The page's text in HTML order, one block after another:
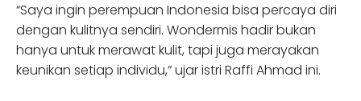
“Saya ingin perempuan Indonesia bisa percaya diri
dengan kulitnya sendiri. Wondermis hadir bukan
hanya untuk merawat kulit, tapi juga merayakan
keunikan setiap individu,” ujar istri Raffi Ahmad ini.